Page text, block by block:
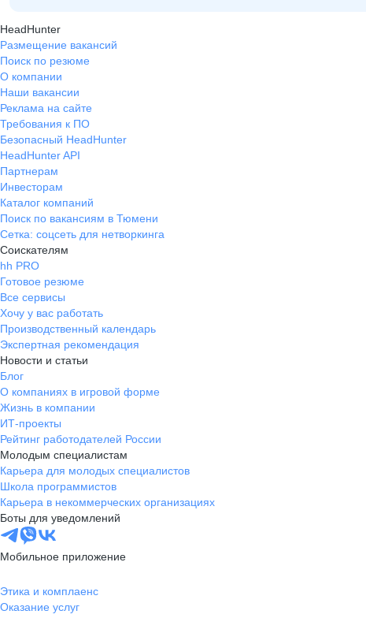
HeadHunter
Размещение вакансий
Поиск по резюме
О компании
Наши вакансии
Реклама на сайте
Требования к ПО
Безопасный HeadHunter
HeadHunter API
Партнерам
Инвесторам
Каталог компаний
Поиск по вакансиям в Тюмени
Сетка: соцсеть для нетворкинга
Соискателям
hh PRO
Готовое резюме
Все сервисы
Хочу у вас работать
Производственный календарь
Экспертная рекомендация
Новости и статьи
Блог
О компаниях в игровой форме
Жизнь в компании
ИТ-проекты
Рейтинг работодателей России
Молодым специалистам
Карьера для молодых специалистов
Школа программистов
Карьера в некоммерческих организациях
Боты для уведомлений
Мобильное приложение
Этика и комплаенс
Оказание услуг